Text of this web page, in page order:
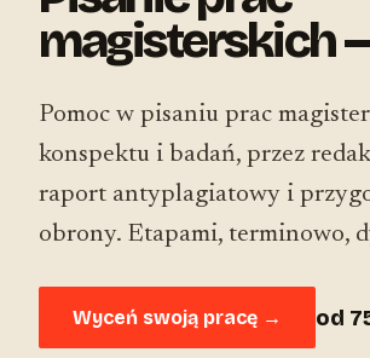
magisterskich
Pomoc w pisaniu prac
konspektu i badań, przez
raport antyplagiatowy i
obrony. Etapami, terminowo,
Wyceń swoją pracę → od